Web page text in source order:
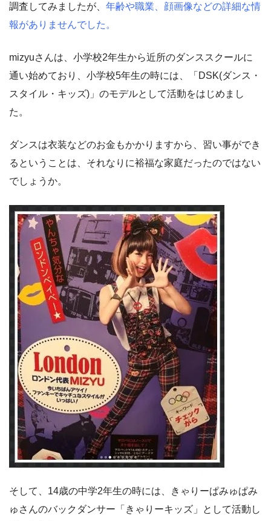
調査してみましたが、 年齢や職業、顔画像などの詳細な情
報がありませんでした。
mizyuさんは、小学校2年生から近所のダンススクールに
通い始めており、小学校5年生の時には、「DSK(ダンス・
スタイル・キッズ)」のモデルとして活動をはじめまし
た。
ダンスは衣装などのお金もかかりますから、習い事ができ
るということは、それなりに裕福な家庭だったのではない
でしょうか。
そして、14歳の中学2年生の時には、きゃりーぱみゅぱみ
ゅさんのバックダンサー「きゃりーキッズ」として活動し